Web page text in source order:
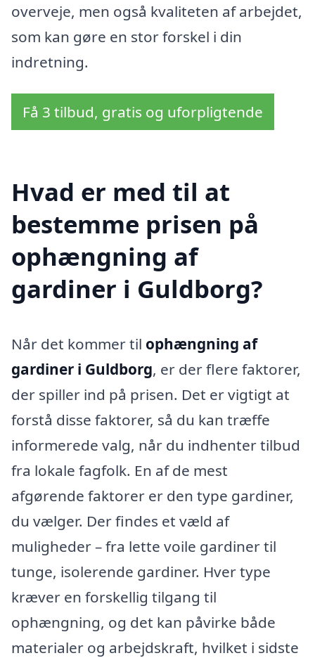
overveje, men også kvaliteten af arbejdet,
som kan gøre en stor forskel i din
indretning.
Få 3 tilbud, gratis og uforpligtende
Hvad er med til at
bestemme prisen på
ophængning af
gardiner i Guldborg?
Når det kommer til ophængning af
gardiner i Guldborg, er der flere faktorer,
der spiller ind på prisen. Det er vigtigt at
forstå disse faktorer, så du kan træffe
informerede valg, når du indhenter tilbud
fra lokale fagfolk. En af de mest
afgørende faktorer er den type gardiner,
du vælger. Der findes et væld af
muligheder – fra lette voile gardiner til
tunge, isolerende gardiner. Hver type
kræver en forskellig tilgang til
ophængning, og det kan påvirke både
materialer og arbejdskraft, hvilket i sidste